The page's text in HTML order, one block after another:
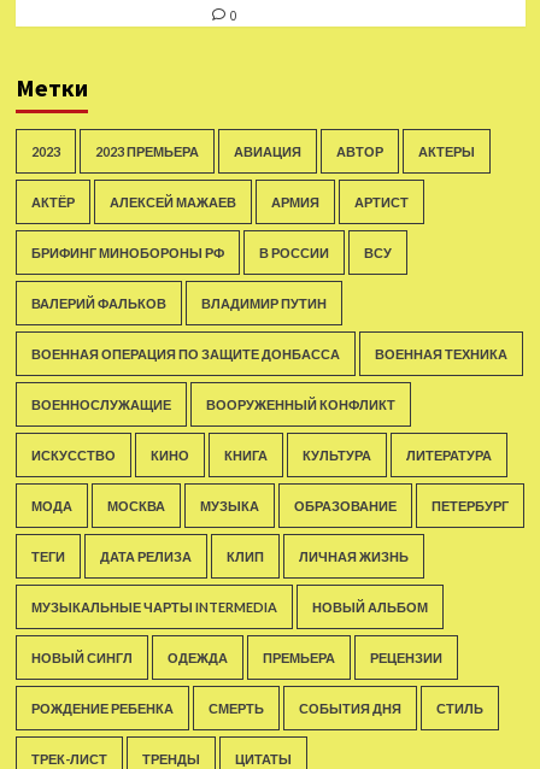
0
Метки
2023 2023 ПРЕМЬЕРА АВИАЦИЯ АВТОР АКТЕРЫ
АКТЁР АЛЕКСЕЙ МАЖАЕВ АРМИЯ АРТИСТ
БРИФИНГ МИНОБОРОНЫ РФ В РОССИИ ВСУ
ВАЛЕРИЙ ФАЛЬКОВ ВЛАДИМИР ПУТИН
ВОЕННАЯ ОПЕРАЦИЯ ПО ЗАЩИТЕ ДОНБАССА ВОЕННАЯ ТЕХНИКА
ВОЕННОСЛУЖАЩИЕ ВООРУЖЕННЫЙ КОНФЛИКТ
ИСКУССТВО КИНО КНИГА КУЛЬТУРА ЛИТЕРАТУРА
МОДА МОСКВА МУЗЫКА ОБРАЗОВАНИЕ ПЕТЕРБУРГ
ТЕГИ ДАТА РЕЛИЗА КЛИП ЛИЧНАЯ ЖИЗНЬ
МУЗЫКАЛЬНЫЕ ЧАРТЫ INTERMEDIA НОВЫЙ АЛЬБОМ
НОВЫЙ СИНГЛ ОДЕЖДА ПРЕМЬЕРА РЕЦЕНЗИИ
РОЖДЕНИЕ РЕБЕНКА СМЕРТЬ СОБЫТИЯ ДНЯ СТИЛЬ
ТРЕК-ЛИСТ ТРЕНДЫ ЦИТАТЫ